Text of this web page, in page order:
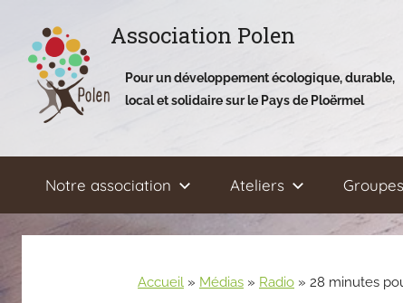
contenu
Association Polen
Pour un développement écologique, durable,
local et solidaire sur le Pays de Ploërmel
Notre association Ateliers
Accueil » Médias » Radio » 28 minutes